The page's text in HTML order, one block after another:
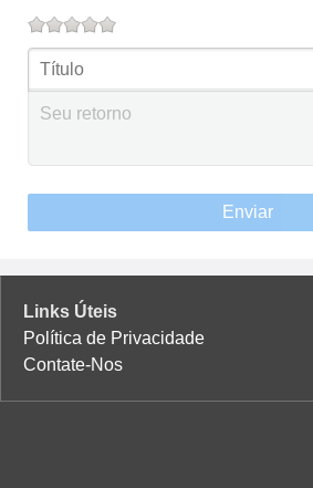
Enviar
Links Úteis
Política de Privacidade
Contate-Nos